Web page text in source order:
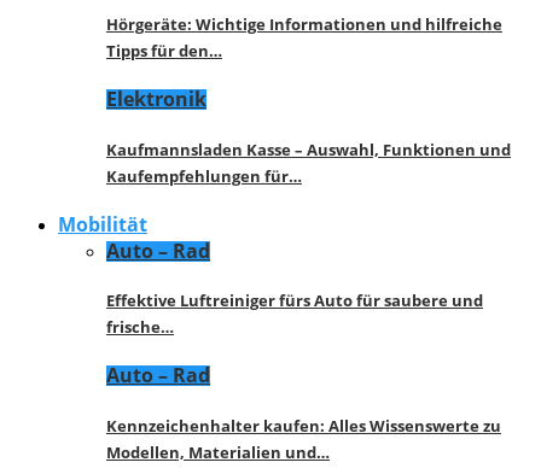
Hörgeräte: Wichtige Informationen und hilfreiche
Tipps für den…
Elektronik
Kaufmannsladen Kasse – Auswahl, Funktionen und
Kaufempfehlungen für…
Mobilität
Auto – Rad
Effektive Luftreiniger fürs Auto für saubere und
frische…
Auto – Rad
Kennzeichenhalter kaufen: Alles Wissenswerte zu
Modellen, Materialien und…